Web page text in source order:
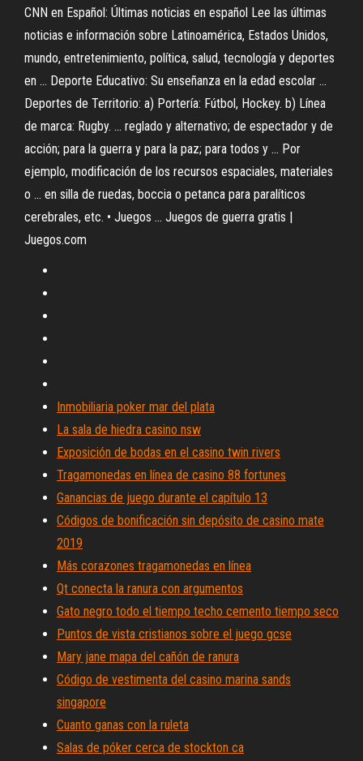
CNN en Español: Últimas noticias en español Lee las últimas
noticias e información sobre Latinoamérica, Estados Unidos,
mundo, entretenimiento, política, salud, tecnología y deportes
en ... Deporte Educativo: Su enseñanza en la edad escolar ...
Deportes de Territorio: a) Portería: Fútbol, Hockey. b) Línea
de marca: Rugby. ... reglado y alternativo; de espectador y de
acción; para la guerra y para la paz; para todos y ... Por
ejemplo, modificación de los recursos espaciales, materiales
o ... en silla de ruedas, boccia o petanca para paralíticos
cerebrales, etc. • Juegos ... Juegos de guerra gratis |
Juegos.com
Inmobiliaria poker mar del plata
La sala de hiedra casino nsw
Exposición de bodas en el casino twin rivers
Tragamonedas en línea de casino 88 fortunes
Ganancias de juego durante el capítulo 13
Códigos de bonificación sin depósito de casino mate
2019
Más corazones tragamonedas en línea
Qt conecta la ranura con argumentos
Gato negro todo el tiempo techo cemento tiempo seco
Puntos de vista cristianos sobre el juego gcse
Mary jane mapa del cañón de ranura
Código de vestimenta del casino marina sands
singapore
Cuanto ganas con la ruleta
Salas de póker cerca de stockton ca